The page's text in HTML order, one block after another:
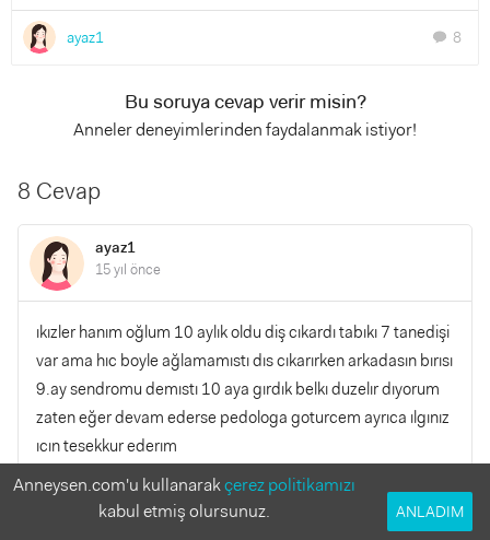
ayaz1 chat 8
Bu soruya cevap verir misin?
Anneler deneyimlerinden faydalanmak istiyor!
8 Cevap
ayaz1
15 yıl önce
ıkızler hanım oğlum 10 aylık oldu diş cıkardı tabıkı 7 tanedişi
var ama hıc boyle ağlamamıstı dıs cıkarırken arkadasın bırısı
9.ay sendromu demıstı 10 aya gırdık belkı duzelır dıyorum
zaten eğer devam ederse pedologa goturcem ayrıca ılgınız
ıcın tesekkur ederım
YANITLA
0
Anneysen.com'u kullanarakçerez politikamızı
kabul etmiş olursunuz.
ANLADIM